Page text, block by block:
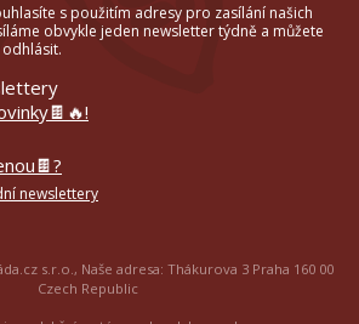
s použitím adresy pro zasílání našich
obvykle jeden newsletter týdně a můžete
newslettery
s.r.o., Naše adresa: Thákurova 3 Praha 160 00
Czech Republic